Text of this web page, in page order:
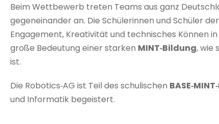
Beim Wettbewerb treten Teams aus ganz
gegeneinander an. Die Schülerinnen und Schüler
Engagement, Kreativität und technisches Können
große Bedeutung einer starken MINT‑Bildung, wie
ist.
Die Robotics‑AG ist Teil des schulischen
und Informatik begeistert.